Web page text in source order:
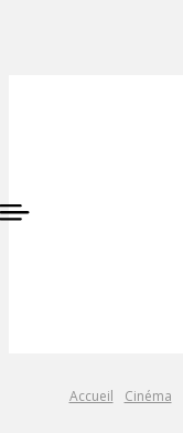
Accueil Cinéma